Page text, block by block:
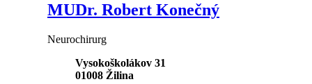
MUDr. Robert Konečný
Neurochirurg
Vysokoškolákov 31
01008 Žilina